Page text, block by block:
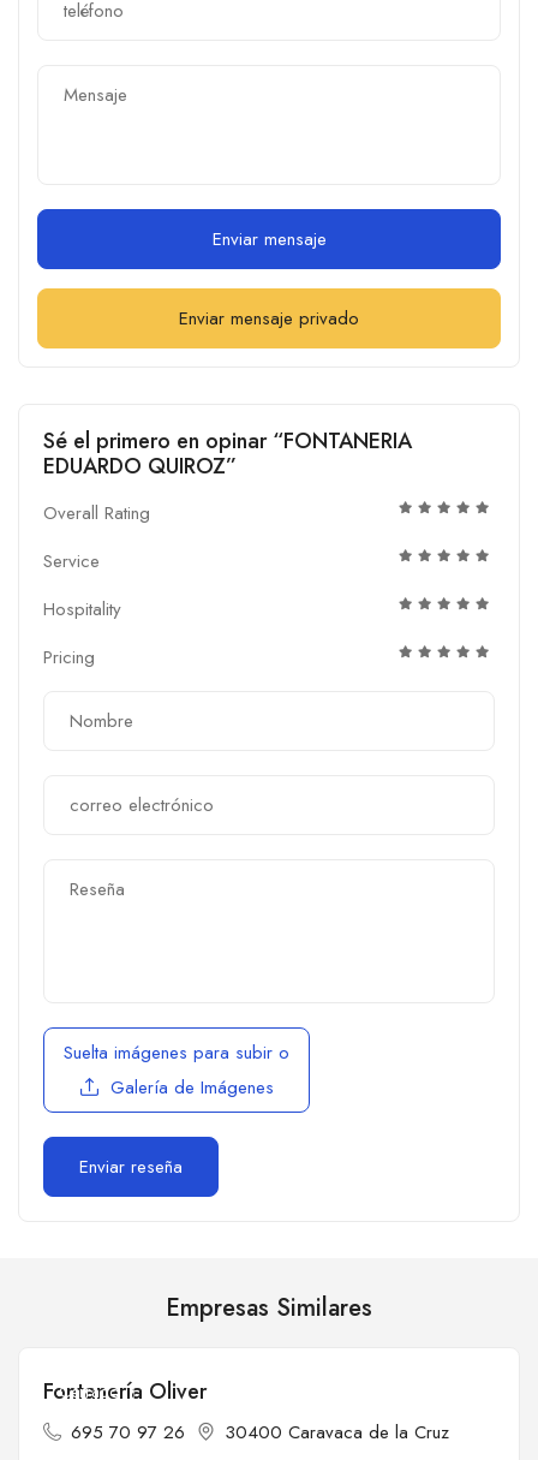
Enviar mensaje
Enviar mensaje privado
Sé el primero en opinar “FONTANERIA
EDUARDO QUIROZ”
Overall Rating
Service
Hospitality
Pricing
Suelta imágenes para subir o
Galería de Imágenes
Empresas Similares
Cerrado
Fontanería Oliver
695 70 97 26 30400 Caravaca de la Cruz